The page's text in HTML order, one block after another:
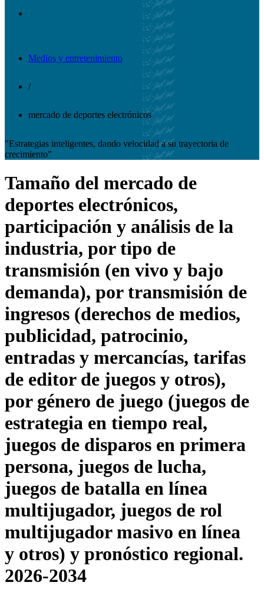
Medios y entretenimiento
/
mercado de deportes electrónicos
"Estrategias inteligentes, dando velocidad a su trayectoria de
crecimiento"
Tamaño del mercado de
deportes electrónicos,
participación y análisis de la
industria, por tipo de
transmisión (en vivo y bajo
demanda), por transmisión de
ingresos (derechos de medios,
publicidad, patrocinio,
entradas y mercancías, tarifas
de editor de juegos y otros),
por género de juego (juegos de
estrategia en tiempo real,
juegos de disparos en primera
persona, juegos de lucha,
juegos de batalla en línea
multijugador, juegos de rol
multijugador masivo en línea
y otros) y pronóstico regional.
2026-2034